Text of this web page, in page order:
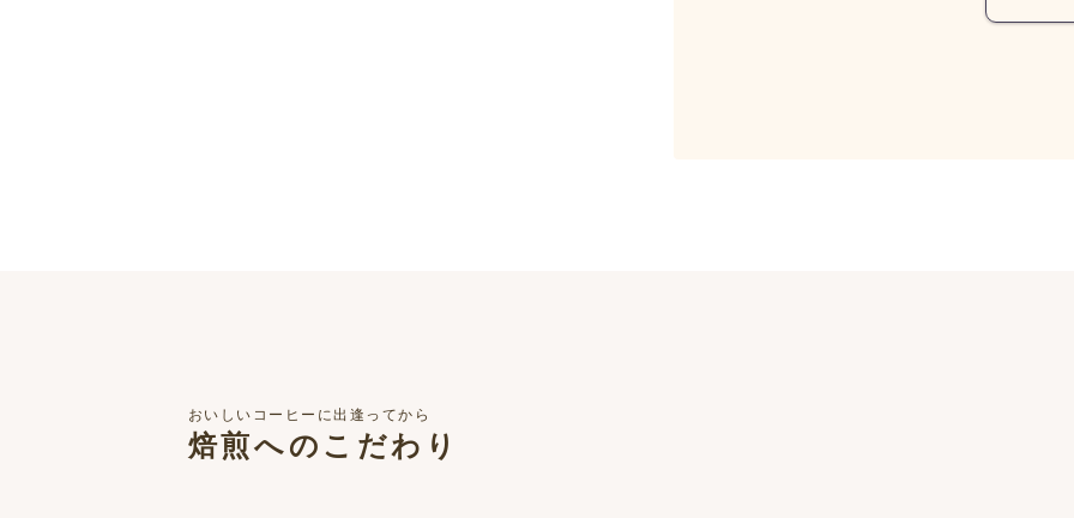
おいしいコーヒーに出逢ってから
焙煎へのこだわり